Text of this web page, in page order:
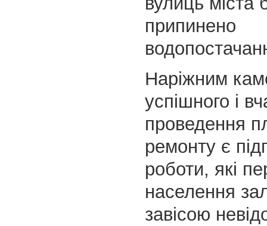
припинено
Наріжним
успішного і
проведення
ремонту є
роботи, які
населення
завісою